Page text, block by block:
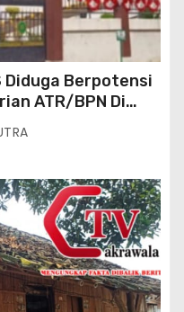
Diduga Berpotensi
ATR/BPN Di